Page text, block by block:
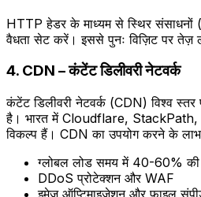
HTTP हेडर के माध्यम से स्थिर
वैधता सेट करें। इससे पुनः विज़िट पर तेज़
4. CDN – कंटेंट डिलीवरी नेटवर्क
कंटेंट डिलीवरी नेटवर्क (CDN) विश्व स्तर
है। भारत में Cloudflare,
विकल्प हैं। CDN का उपयोग करने के
ग्लोबल लोड समय में 40-60% की
DDoS प्रोटेक्शन और WAF
इमेज ऑप्टिमाइज़ेशन और फ़ाइल